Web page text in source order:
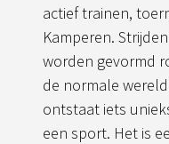
actief trainen,
Kamperen.
worden gevormd
de normale
ontstaat iets
een sport. Het is